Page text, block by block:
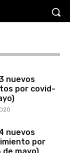
nuevos
por covid-
nuevos
por